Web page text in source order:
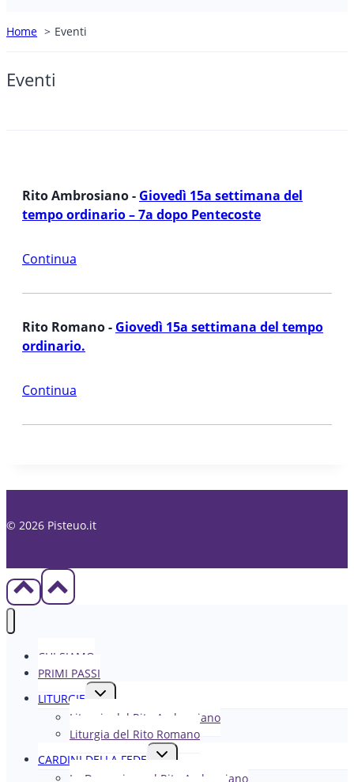
Home Eventi
Eventi
Rito Ambrosiano - Giovedì 15a settimana del
tempo ordinario – 7a dopo Pentecoste
Continua
Rito Romano - Giovedì 15a settimana del tempo
ordinario.
Continua
© 2026 Pisteuo.it
CHI SIAMO
PRIMI PASSI
LITURGIE
Alterna
figlio
Liturgia del Rito Ambrosiano
Liturgia del Rito Romano
CARDINI DELLA FEDE
Alterna
figlio
La Domenica nel R​​​​​​ito Ambrosiano